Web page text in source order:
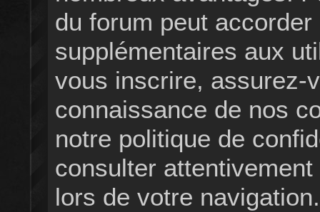
du forum peut
supplémentaires aux
vous inscrire, assurez-
connaissance de nos
notre politique de
consulter
lors de votre navigation.